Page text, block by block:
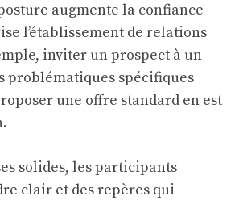
augmente la confiance
l’établissement de relations
inviter un prospect à un
problématiques spécifiques
une offre standard en est
solides, les participants
clair et des repères qui